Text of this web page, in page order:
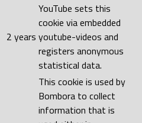
2 years
YouTube sets this
cookie via embedded
youtube-videos and
registers anonymous
statistical data.
This cookie is used by
Bombora to collect
information that is